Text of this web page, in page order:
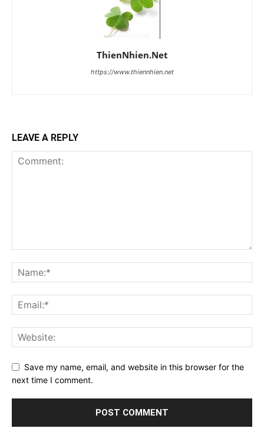
ThienNhien.Net
https://www.thiennhien.net
LEAVE A REPLY
Save my name, email, and website in this browser for the
next time I comment.